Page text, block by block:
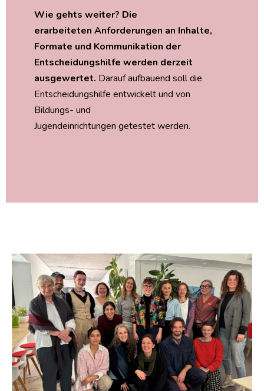
Wie gehts weiter? Die
erarbeiteten Anforderungen an Inhalte,
Formate und Kommunikation der
Entscheidungshilfe werden derzeit
ausgewertet. Darauf aufbauend soll die
Entscheidungshilfe entwickelt und von
Bildungs- und
Jugendeinrichtungen getestet werden.